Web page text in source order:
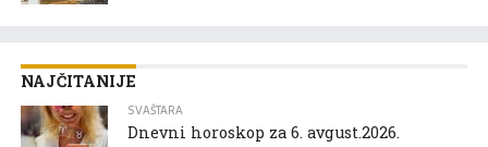
NAJČITANIJE
SVAŠTARA
Dnevni horoskop za 6. avgust.2026.